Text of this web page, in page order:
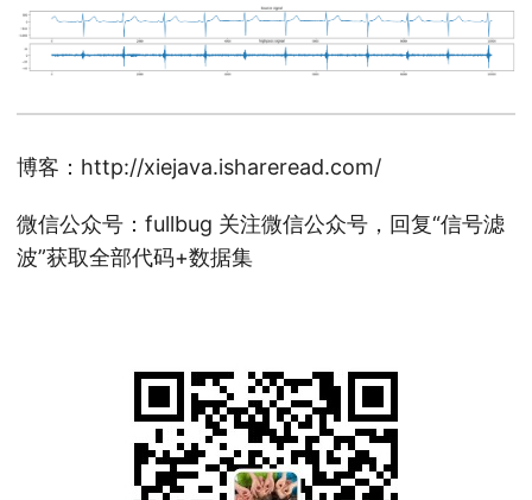
博客：http://xiejava.ishareread.com/
微信公众号：fullbug 关注微信公众号，回复“信号滤
波”获取全部代码+数据集